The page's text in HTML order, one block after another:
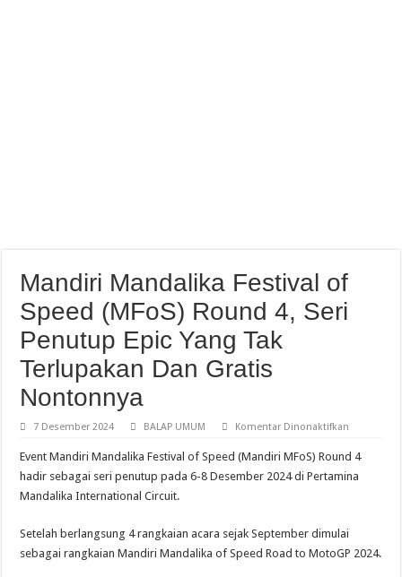
Mandiri Mandalika Festival of
Speed (MFoS) Round 4, Seri
Penutup Epic Yang Tak
Terlupakan Dan Gratis
Nontonnya
7 Desember 2024 BALAP UMUM Komentar Dinonaktifkan
Mandalika
Festival
of
Speed
Epic
Event Mandiri Mandalika Festival of Speed (Mandiri MFoS) Round 4
hadir sebagai seri penutup pada 6-8 Desember 2024 di Pertamina
Mandalika International Circuit.
Setelah berlangsung 4 rangkaian acara sejak September dimulai
sebagai rangkaian Mandiri Mandalika of Speed Road to MotoGP 2024.